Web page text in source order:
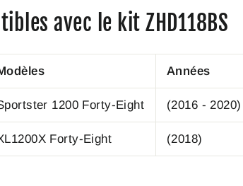
avec le kit ZHD118BS
Années
1200 Forty-Eight (2016 - 2020)
Forty-Eight (2018)